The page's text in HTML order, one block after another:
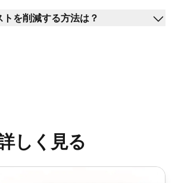
を削減する方法は？
しく見る
スト